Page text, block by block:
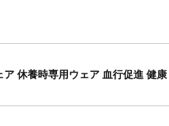
休養時専用ウェア 血行促進 健